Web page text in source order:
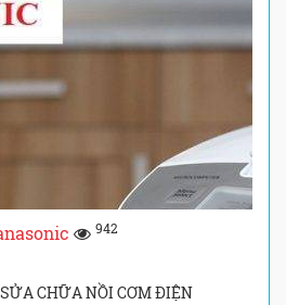
942
CHỮA NỒI CƠM ĐIỆN